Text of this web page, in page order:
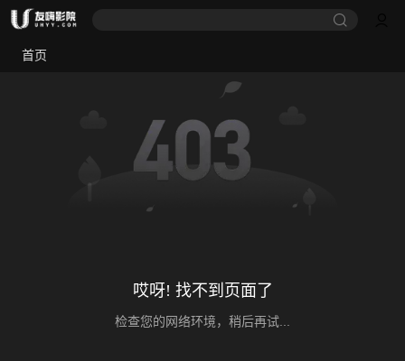
首页
哎呀! 找不到页面了
检查您的网络环境，稍后再试...